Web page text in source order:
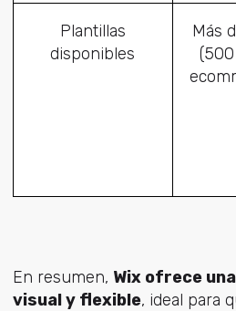
Plantillas
disponibles
Más
En resumen, Wix ofrece
visual y flexible, ideal para